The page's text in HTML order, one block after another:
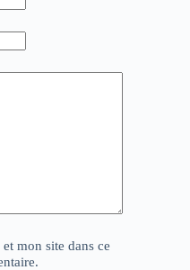
mon site dans ce